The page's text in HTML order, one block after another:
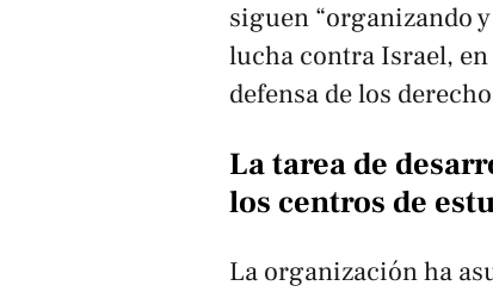
siguen “organizando
lucha contra Israel,
defensa de los
La tarea de
los centros de
La organización ha